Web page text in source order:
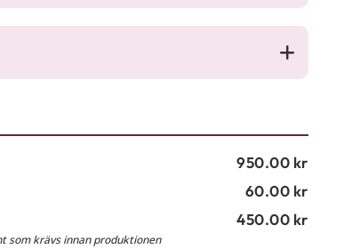
950.00 kr
60.00 kr
som krävs innan produktionen
450.00 kr